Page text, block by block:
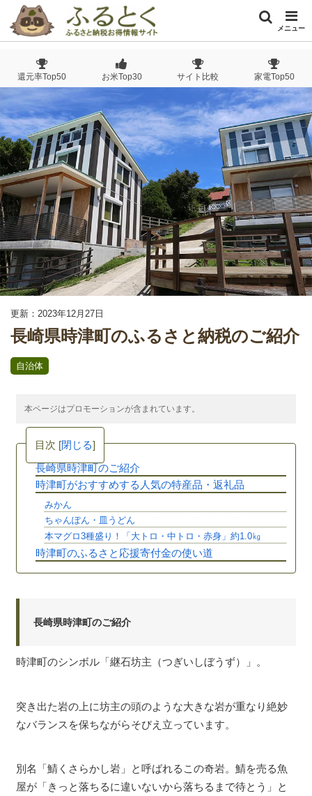
メニュー
還元率Top50 お米Top30 サイト比較 家電Top50
更新：2023年12月27日
長崎県時津町のふるさと納税のご紹介
自治体
本ページはプロモーションが含まれています。
目次 [閉じる]
長崎県時津町のご紹介
時津町がおすすめする人気の特産品・返礼品
みかん
ちゃんぽん・皿うどん
本マグロ3種盛り！「大トロ・中トロ・赤身」約1.0㎏
時津町のふるさと応援寄付金の使い道
長崎県時津町のご紹介
時津町のシンボル「継石坊主（つぎいしぼうず）」。
突き出た岩の上に坊主の頭のような大きな岩が重なり絶妙
なバランスを保ちながらそびえ立っています。
別名「鯖くさらかし岩」と呼ばれるこの奇岩。鯖を売る魚
屋が「きっと落ちるに違いないから落ちるまで待とう」と